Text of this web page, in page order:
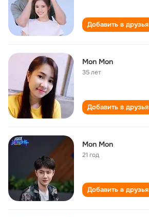
Добавить в друзья
Mon Mon
35 лет
Добавить в друзья
Mon Mon
21 год
Добавить в друзья